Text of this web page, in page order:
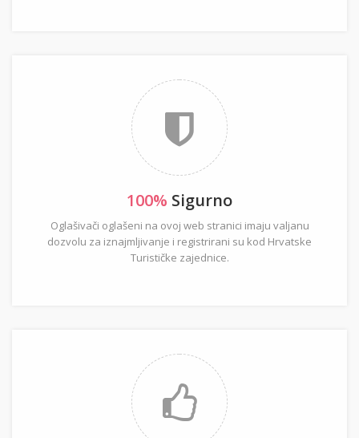
100% Sigurno
Oglašivači oglašeni na ovoj web stranici imaju valjanu
dozvolu za iznajmljivanje i registrirani su kod Hrvatske
Turističke zajednice.